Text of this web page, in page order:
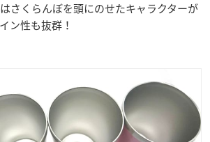
さくらんぼを頭にのせたキャラクターが
ン性も抜群！